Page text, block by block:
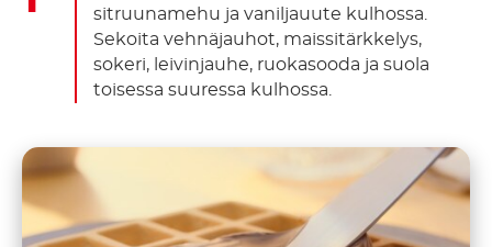
sitruunamehu ja vaniljauute kulhossa.
Sekoita vehnäjauhot, maissitärkkelys,
sokeri, leivinjauhe, ruokasooda ja suola
toisessa suuressa kulhossa.